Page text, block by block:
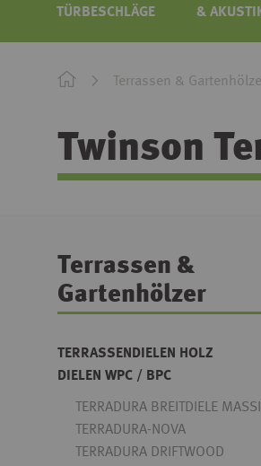
TÜRBESCHLÄGE
&
Terrassen &
Twinson
Terrassen &
Gartenhölzer
TERRASSENDIELEN HOLZ
DIELEN WPC / BPC
TERRADURA BREITDIELE
TERRADURA-NOVA
TERRADURA DRIFTWOOD